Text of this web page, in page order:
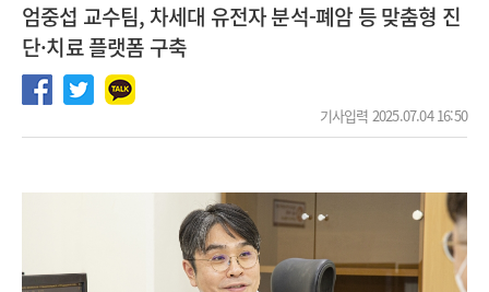
엄중섭 교수팀, 차세대 유전자 분석-폐암 등 맞춤형 진
단·치료 플랫폼 구축
기사입력 2025.07.04 16:50